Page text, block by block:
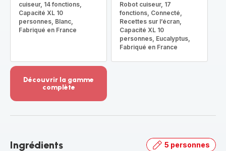
cuiseur, 14 fonctions,
Capacité XL 10
personnes, Blanc,
Fabriqué en France
Robot cuiseur, 17
fonctions, Connecté,
Recettes sur l’écran,
Capacité XL 10
personnes, Eucalyptus,
Fabriqué en France
Découvrir la gamme
complète
-
gamme
Ingrédients 5 personnes